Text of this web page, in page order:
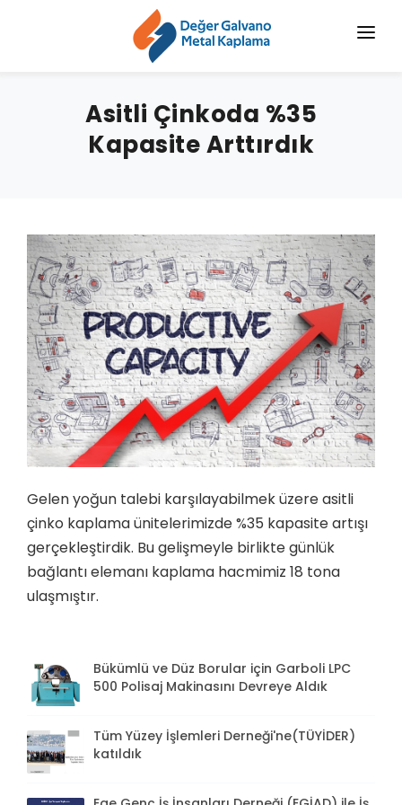
KURUMSAL
SEKTÖRLER
BLOG
HABERLER
İLETIŞIM
Asitli Çinkoda %35
Kapasite Arttırdık
Gelen yoğun talebi karşılayabilmek üzere asitli
çinko kaplama ünitelerimizde %35 kapasite artışı
gerçekleştirdik. Bu gelişmeyle birlikte günlük
bağlantı elemanı kaplama hacmimiz 18 tona
ulaşmıştır.
Bükümlü ve Düz Borular için Garboli LPC
500 Polisaj Makinasını Devreye Aldık
Tüm Yüzey İşlemleri Derneği'ne(TÜYİDER)
katıldık